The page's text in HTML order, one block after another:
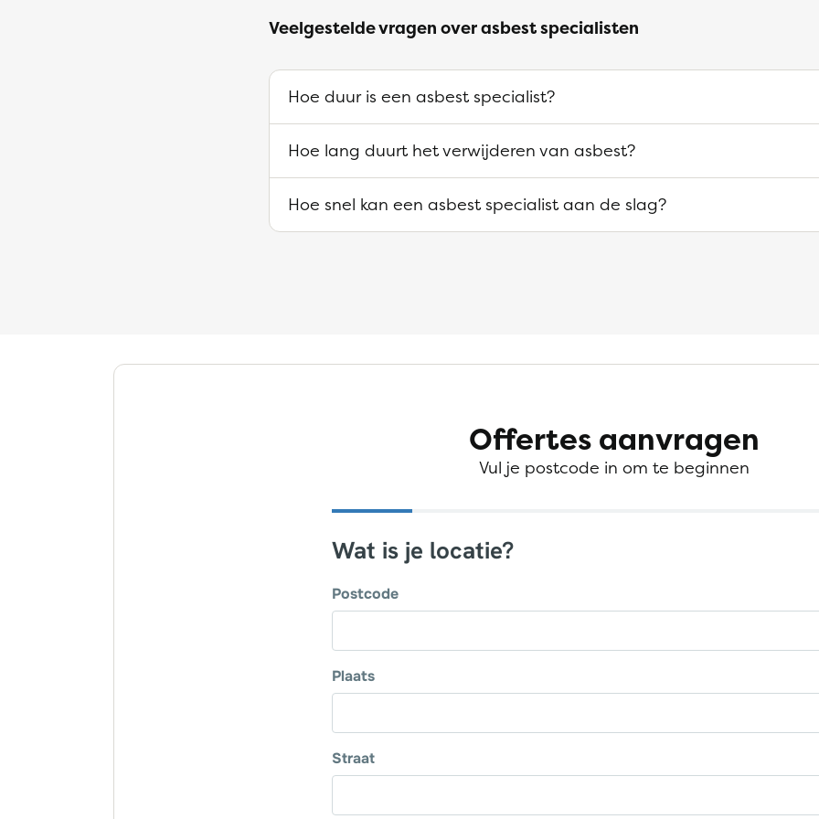
Veelgestelde vragen over asbest specialisten
Hoe duur is een asbest specialist?
Hoe lang duurt het verwijderen van asbest?
Hoe snel kan een asbest specialist aan de slag?
Offertes aanvragen
Vul je postcode in om te beginnen